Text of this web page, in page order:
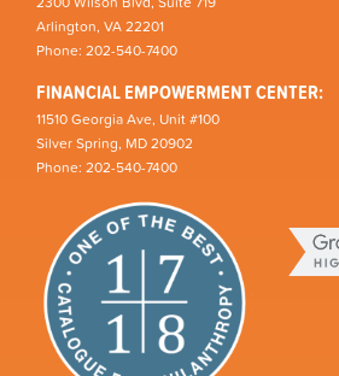
Arlington, VA 22201
Phone: 202-540-7400
FINANCIAL EMPOWERMENT CENTER:
11510 Georgia Ave, Unit #100
Silver Spring, MD 20902
Phone: 202-540-7400